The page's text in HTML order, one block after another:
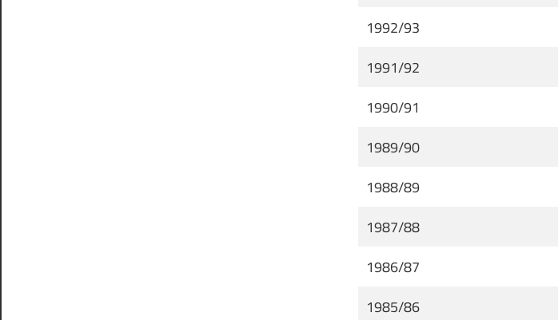
1992/93
1991/92
1990/91
1989/90
1988/89
1987/88
1986/87
1985/86